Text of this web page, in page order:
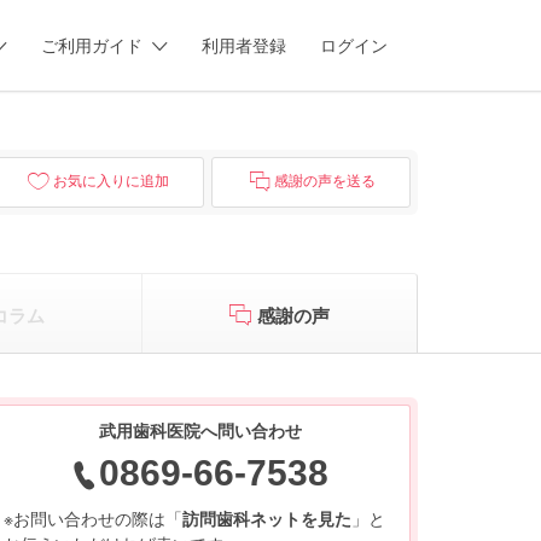
ご利用ガイド 利用者登録 ログイン
お気に入りに追加 感謝の声を送る
ラム 感謝の声
武用歯科医院へ問い合わせ
0869-66-7538
※お問い合わせの際は「訪問歯科ネットを見た 」と